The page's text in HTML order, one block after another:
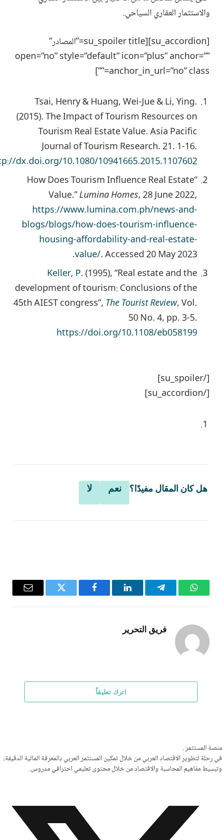
والاستثمار العقاري السياحي.
[su_accordion][su_spoiler title=”المصادر”
open=”no” style=”default” icon=”plus” anchor=””
anchor_in_url=”no” class=””]
Tsai, Henry & Huang, Wei-Jue & Li, Ying.
(2015). The Impact of Tourism Resources on
Tourism Real Estate Value. Asia Pacific
Journal of Tourism Research. 21. 1-16.
dx.doi.org/10.1080/10941665.2015.1107602
“How Does Tourism Influence Real Estate
Value.”Lumina Homes, 28 June 2022,
https://www.lumina.com.ph/news-and-
blogs/blogs/how-does-tourism-influence-
housing-affordability-and-real-estate-
value/. Accessed 20 May 2023.
Keller, P.(1995), “Real estate and the
development of tourism: Conclusions of the
45th AIEST congress”, The Tourist Review, Vol.
50 No. 4, pp. 3-5.
https://doi.org/10.1108/eb058199
[/su_spoiler]
[/su_accordion]
هل كان المقال مفيدًا؟ نعم لا
واتساب تيلقرام لينكدإن فيسبوك تويتر
البريد
فريق التحرير
اترك تعليقاً
منصة المستثمر.
في رحلة لتطوير الاقتصاد العربي من خلال تمكين المستثمر العربي بالمعرفة المالية الدقيقة،
وتبسيط مفاهيم المحاسبة والاقتصاد من خلال محتوى تعليمي احترافي مدروس.